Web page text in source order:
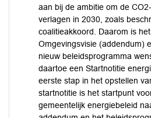
aan bij de ambitie om de
verlagen in 2030, zoals
coalitieakkoord. Daarom is
Omgevingsvisie (addendum)
nieuw beleidsprogramma
daartoe een Startnotitie
eerste stap in het opstellen
startnotitie is het startpunt
gemeentelijk energiebeleid